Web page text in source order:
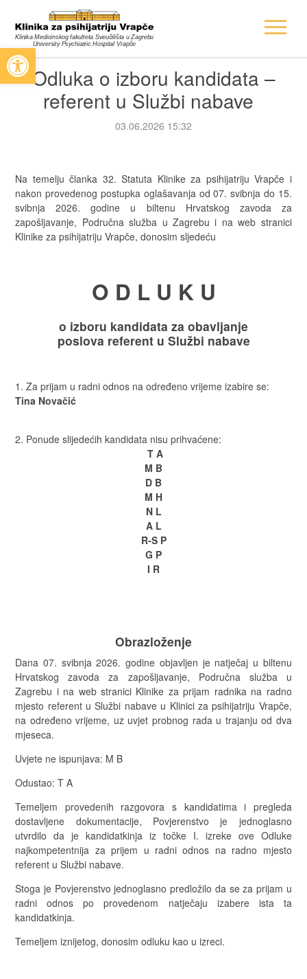
Open toolbar
Odluka o izboru kandidata –
referent u Službi nabave
03.06.2026 15:32
Na temelju članka 32. Statuta Klinike za psihijatriju Vrapče i
nakon provedenog postupka oglašavanja od 07. svibnja do 15.
svibnja 2026. godine u biltenu Hrvatskog zavoda za
zapošljavanje, Područna služba u Zagrebu i na web stranici
Klinike za psihijatriju Vrapče, donosim sljedeću
O D L U K U
o izboru kandidata za obavljanje
poslova referent u Službi nabave
Za prijam u radni odnos na određeno vrijeme izabire se:
Tina Novačić
Ponude slijedećih kandidata nisu prihvaćene:
T A
M B
D B
M H
N L
A L
R-S P
G P
I R
Obrazloženje
Dana 07. svibnja 2026. godine objavljen je natječaj u biltenu
Hrvatskog zavoda za zapošljavanje, Područna služba u
Zagrebu i na web stranici Klinike za prijam radnika na radno
mjesto referent u Službi nabave u Klinici za psihijatriju Vrapče,
na određeno vrijeme, uz uvjet probnog rada u trajanju od dva
mjeseca.
Uvjete ne ispunjava: M B
Odustao: T A
Temeljem provedenih razgovora s kandidatima i pregleda
dostavljene dokumentacije, Povjerenstvo je jednoglasno
utvrdilo da je kandidatkinja iz točke I. izreke ove Odluke
najkompetentnija za prijem u radni odnos na radno mjesto
referent u Službi nabave.
Stoga je Povjerenstvo jednoglasno predložilo da se za prijam u
radni odnos po provedenom natječaju izabere ista ta
kandidatkinja.
Temeljem iznijetog, donosim odluku kao u izreci.